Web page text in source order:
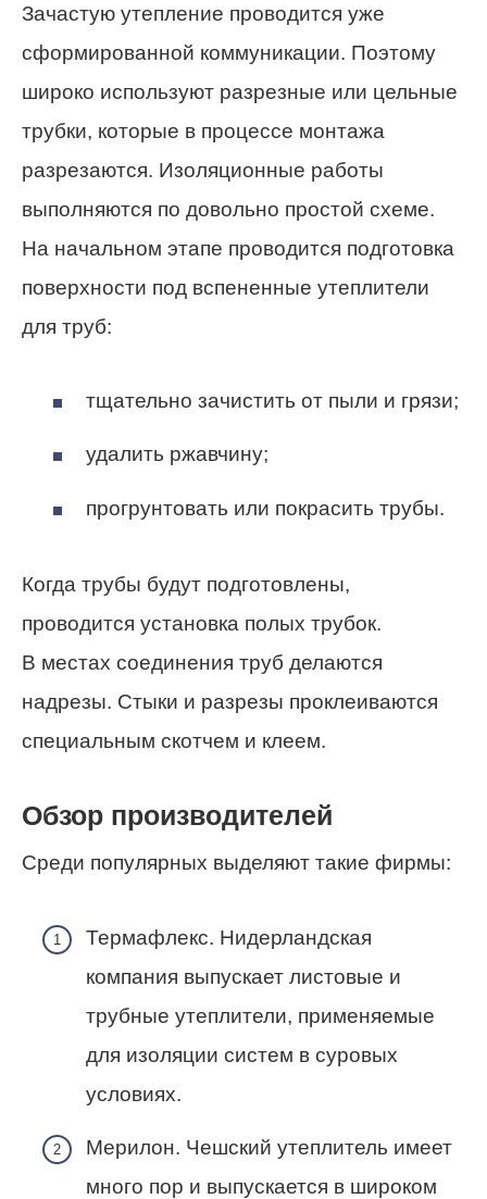
Зачастую утепление проводится уже
сформированной коммуникации. Поэтому
широко используют разрезные или цельные
трубки, которые в процессе монтажа
разрезаются. Изоляционные работы
выполняются по довольно простой схеме.
На начальном этапе проводится подготовка
поверхности под вспененные утеплители
для труб:
тщательно зачистить от пыли и грязи;
удалить ржавчину;
прогрунтовать или покрасить трубы.
Когда трубы будут подготовлены,
проводится установка полых трубок.
В местах соединения труб делаются
надрезы. Стыки и разрезы проклеиваются
специальным скотчем и клеем.
Обзор производителей
Среди популярных выделяют такие фирмы:
Термафлекс. Нидерландская
компания выпускает листовые и
трубные утеплители, применяемые
для изоляции систем в суровых
условиях.
Мерилон. Чешский утеплитель имеет
много пор и выпускается в широком